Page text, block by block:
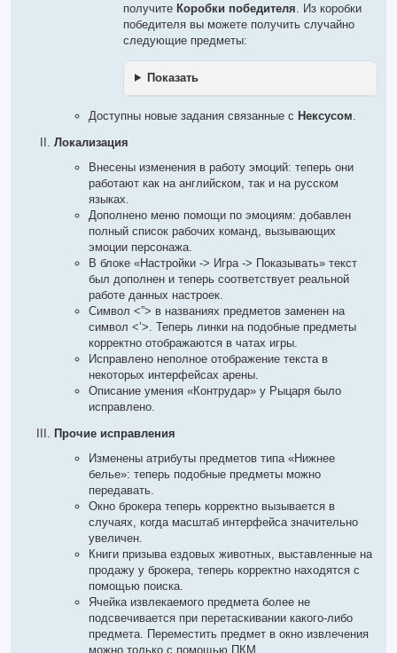
получите Коробки победителя . Из коробки
победителя вы можете получить случайно
следующие предметы:
Показать
Доступны новые задания связанные с Нексусом
Локализация
Внесены изменения в работу эмоций: теперь они
работают как на английском, так и на русском
языках.
Дополнено меню помощи по эмоциям: добавлен
полный список рабочих команд, вызывающих
эмоции персонажа.
В блоке «Настройки -> Игра -> Показывать» текст
был дополнен и теперь соответствует реальной
работе данных настроек.
Символ <”> в названиях предметов заменен на
символ <’>. Теперь линки на подобные предметы
корректно отображаются в чатах игры.
Исправлено неполное отображение текста в
некоторых интерфейсах арены.
Описание умения «Контрудар» у Рыцаря было
исправлено.
Прочие исправления
Изменены атрибуты предметов типа «Нижнее
белье»: теперь подобные предметы можно
передавать.
Окно брокера теперь корректно вызывается в
случаях, когда масштаб интерфейса значительно
увеличен.
Книги призыва ездовых животных, выставленные на
продажу у брокера, теперь корректно находятся с
помощью поиска.
Ячейка извлекаемого предмета более не
подсвечивается при перетаскивании какого-либо
предмета. Переместить предмет в окно извлечения
можно только с помощью ПКМ.